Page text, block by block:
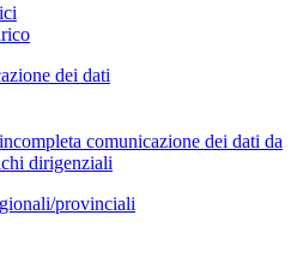
dei dati
comunicazione dei dati da
dirigenziali
provinciali